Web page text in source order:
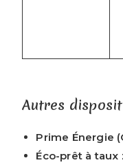
Autres
Prime Énergie
Éco-prêt à taux